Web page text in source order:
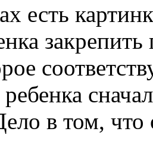
есть
в том,